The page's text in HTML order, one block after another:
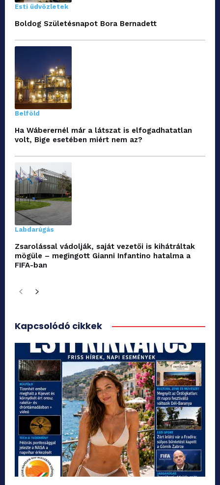
Esti üdvözletek
Boldog Születésnapot Bora Bernadett
Belföld
Ha Wáberernél már a látszat is elfogadhatatlan
volt, Bige esetében miért nem az?
Labdarúgás
Zsarolással vádolják, saját vezetői is kihátráltak
mögüle – megingott Gianni Infantino hatalma a
FIFA-ban
Kapcsolódó cikkek